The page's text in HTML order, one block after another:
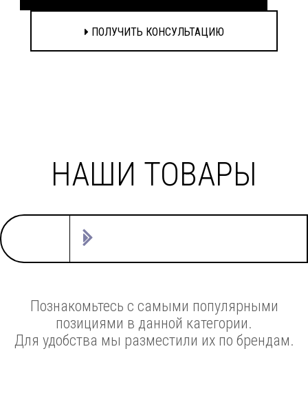
ПОЛУЧИТЬ КОНСУЛЬТАЦИЮ
НАШИ ТОВАРЫ
Познакомьтесь с самыми популярными
позициями в данной категории.
Для удобства мы разместили их по брендам.